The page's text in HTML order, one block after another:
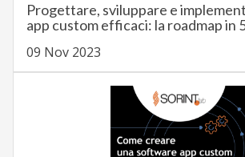
Progettare, sviluppare e
app custom efficaci: la roadmap in
09 Nov 2023